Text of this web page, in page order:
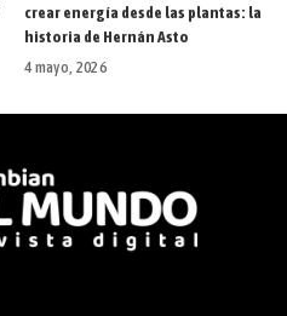
crear energía desde las plantas: la
historia de Hernán Asto
4 mayo, 2026